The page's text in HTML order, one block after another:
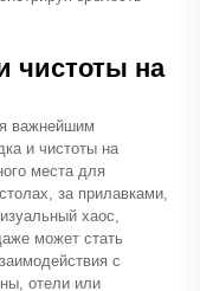
чистоты на
важнейшим
и чистоты на
места для
за прилавками,
хаос,
может стать
с
отели или